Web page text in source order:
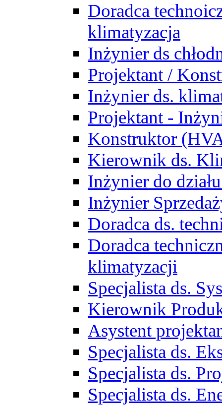
Doradca
klimatyzacja
Inżynier ds
Projektant /
Inżynier ds.
Projektant -
Konstruktor
Kierownik ds.
Inżynier do
Inżynier
Doradca ds.
Doradca
klimatyzacji
Specjalista ds.
Kierownik
Asystent
Specjalista ds.
Specjalista ds.
Specjalista ds.